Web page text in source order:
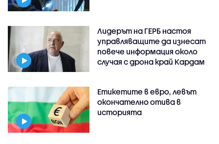
Лидерът на ГЕРБ настоя
управляващите да изнесат
повече информация около
случая с дрона край Кардам
Етикетите в евро, левът
окончателно отива в
историята